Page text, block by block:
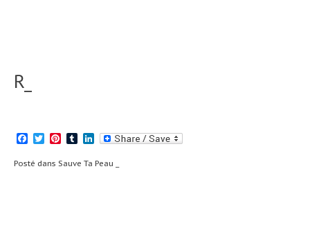
R_
Facebook
TwitterPinterest
TumblrLinkedIn
Posté dans Sauve Ta Peau _